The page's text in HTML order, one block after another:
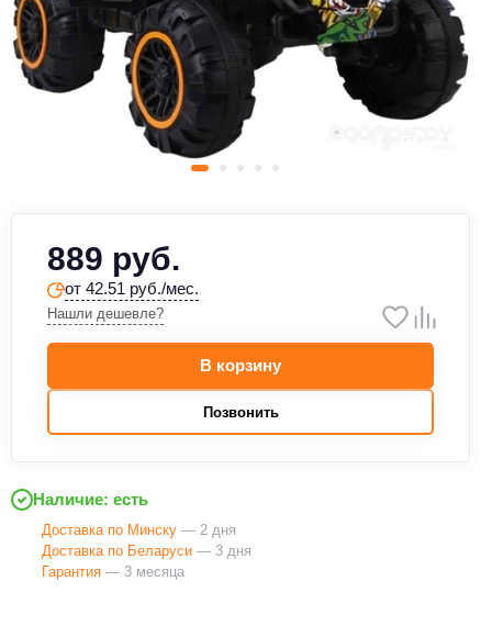
889 руб.
от 42.51 руб./мес.
Нашли дешевле?
В корзину
Позвонить
Наличие: есть
Доставка по Минску — 2 дня
Доставка по Беларуси — 3 дня
Гарантия — 3 месяца